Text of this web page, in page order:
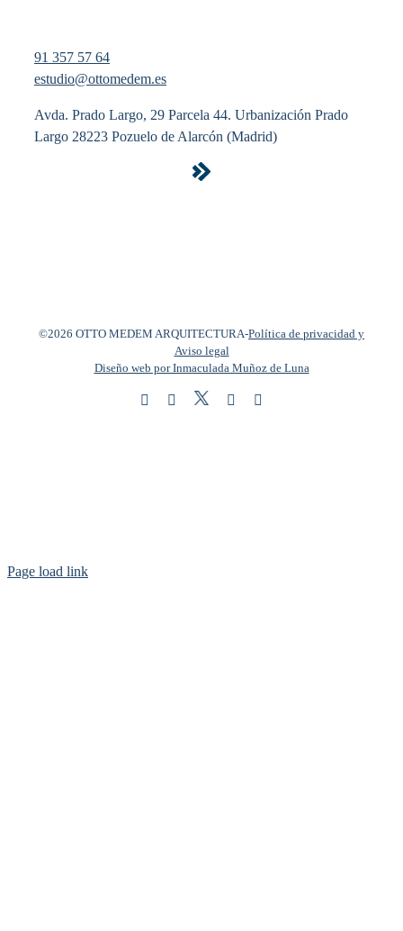
91 357 57 64
estudio@ottomedem.es
Avda. Prado Largo, 29 Parcela 44. Urbanización Prado
Largo 28223 Pozuelo de Alarcón (Madrid)
©2026 OTTO MEDEM ARQUITECTURA-Política de privacidad y
Aviso legal
Diseño web por Inmaculada Muñoz de Luna
InstagramFacebook
Twitter LinkedIn
Page load link